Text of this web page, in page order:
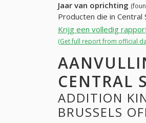
Jaar van oprichting
Producten die in
Krijg een volledig
(Get full report from official
CENTRAL
ADDITION
BRUSSELS